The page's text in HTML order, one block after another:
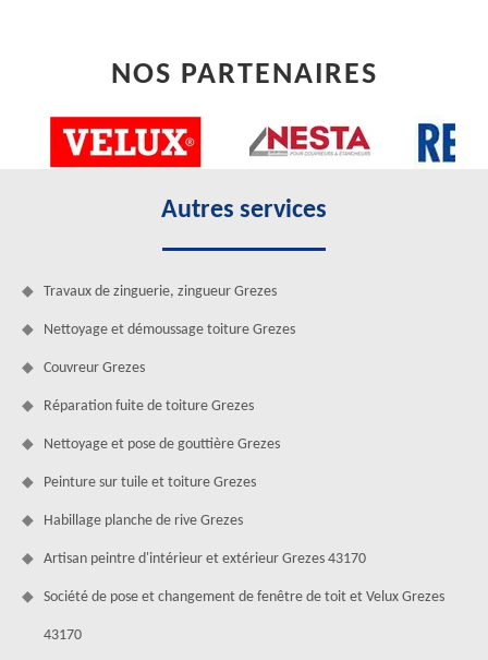
NOS PARTENAIRES
Autres services
Travaux de zinguerie, zingueur Grezes
Nettoyage et démoussage toiture Grezes
Couvreur Grezes
Réparation fuite de toiture Grezes
Nettoyage et pose de gouttière Grezes
Peinture sur tuile et toiture Grezes
Habillage planche de rive Grezes
Artisan peintre d'intérieur et extérieur Grezes 43170
Société de pose et changement de fenêtre de toit et Velux Grezes
43170